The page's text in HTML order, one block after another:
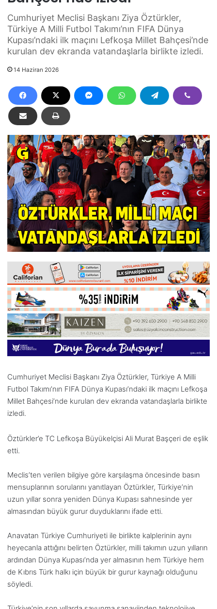
Cumhuriyet Meclisi Başkanı Ziya Öztürkler,
Türkiye A Milli Futbol Takımı’nın FIFA Dünya
Kupası’ndaki ilk maçını Lefkoşa Millet Bahçesi’nde
kurulan dev ekranda vatandaşlarla birlikte izledi.
14 Haziran 2026
Cumhuriyet Meclisi Başkanı Ziya Öztürkler, Türkiye A Milli
Futbol Takımı’nın FIFA Dünya Kupası’ndaki ilk maçını Lefkoşa
Millet Bahçesi’nde kurulan dev ekranda vatandaşlarla birlikte
izledi.
Öztürkler’e TC Lefkoşa Büyükelçisi Ali Murat Başçeri de eşlik
etti.
Meclis’ten verilen bilgiye göre karşılaşma öncesinde basın
mensuplarının sorularını yanıtlayan Öztürkler, Türkiye’nin
uzun yıllar sonra yeniden Dünya Kupası sahnesinde yer
almasından büyük gurur duyduklarını ifade etti.
Anavatan Türkiye Cumhuriyeti ile birlikte kalplerinin aynı
heyecanla attığını belirten Öztürkler, milli takımın uzun yılların
ardından Dünya Kupası’nda yer almasının hem Türkiye hem
de Kıbrıs Türk halkı için büyük bir gurur kaynağı olduğunu
söyledi.